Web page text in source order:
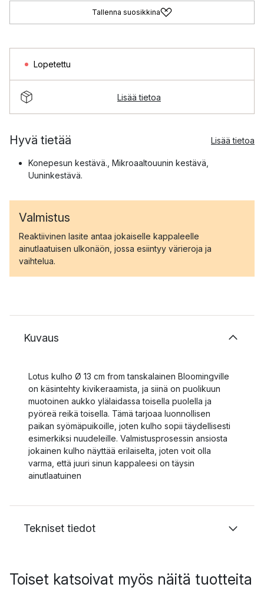
Tallenna suosikkina
Lopetettu
Lisää tietoa
Hyvä tietää Lisää tietoa
Konepesun kestävä., Mikroaaltouunin kestävä,
Uuninkestävä.
Valmistus
Reaktiivinen lasite antaa jokaiselle kappaleelle
ainutlaatuisen ulkonäön, jossa esiintyy värieroja ja
vaihtelua.
Kuvaus
Lotus kulho Ø 13 cm from tanskalainen Bloomingville
on käsintehty kivikeraamista, ja siinä on puolikuun
muotoinen aukko ylälaidassa toisella puolella ja
pyöreä reikä toisella. Tämä tarjoaa luonnollisen
paikan syömäpuikoille, joten kulho sopii täydellisesti
esimerkiksi nuudeleille. Valmistusprosessin ansiosta
jokainen kulho näyttää erilaiselta, joten voit olla
varma, että juuri sinun kappaleesi on täysin
ainutlaatuinen
Tekniset tiedot
Toiset katsoivat myös näitä tuotteita